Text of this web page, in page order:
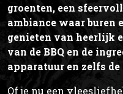
groenten, een
ambiance waar buren
genieten van heerlijk
van de BBQ en de
apparatuur en zelfs
Of je nu een